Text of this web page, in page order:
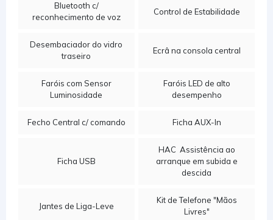
Bluetooth c/
reconhecimento de voz
Control de Estabilidade
Desembaciador do vidro
traseiro
Ecrâ na consola central
Faróis com Sensor
Luminosidade
Faróis LED de alto
desempenho
Fecho Central c/ comando Ficha AUX-In
Ficha USB
HAC  Assistência ao
arranque em subida e
descida
Jantes de Liga-Leve
Kit de Telefone "Mãos
Livres"